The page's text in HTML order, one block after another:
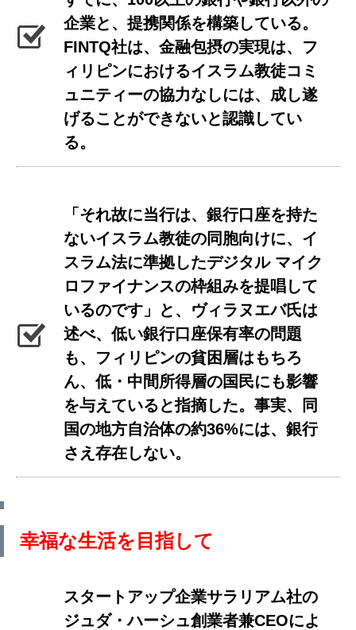
企業と、提携関係を構築している。
FINTQ社は、金融包摂の実現は、フ
ィリピンにおけるイスラム教徒コミ
ュニティーの協力なしには、成し遂
げることができないと認識してい
る。
「それ故に当行は、銀行口座を持た
ないイスラム教徒の同胞向けに、イ
スラム法に準拠したデジタル マイク
ロファイナンスの枠組みを提唱して
いるのです」と、ヴィラヌエバ氏は
述べ、低い銀行口座保有率の問題
も、フィリピンの貧困層はもちろ
ん、低・中間所得層の国民にも影響
を与えていると指摘した。事実、同
国の地方自治体の約36%には、銀行
さえ存在しない。
幸福な生活を目指して
スタートアップ企業サラリアム社の
ジュダ・ハーシュ創業者兼CEOによ